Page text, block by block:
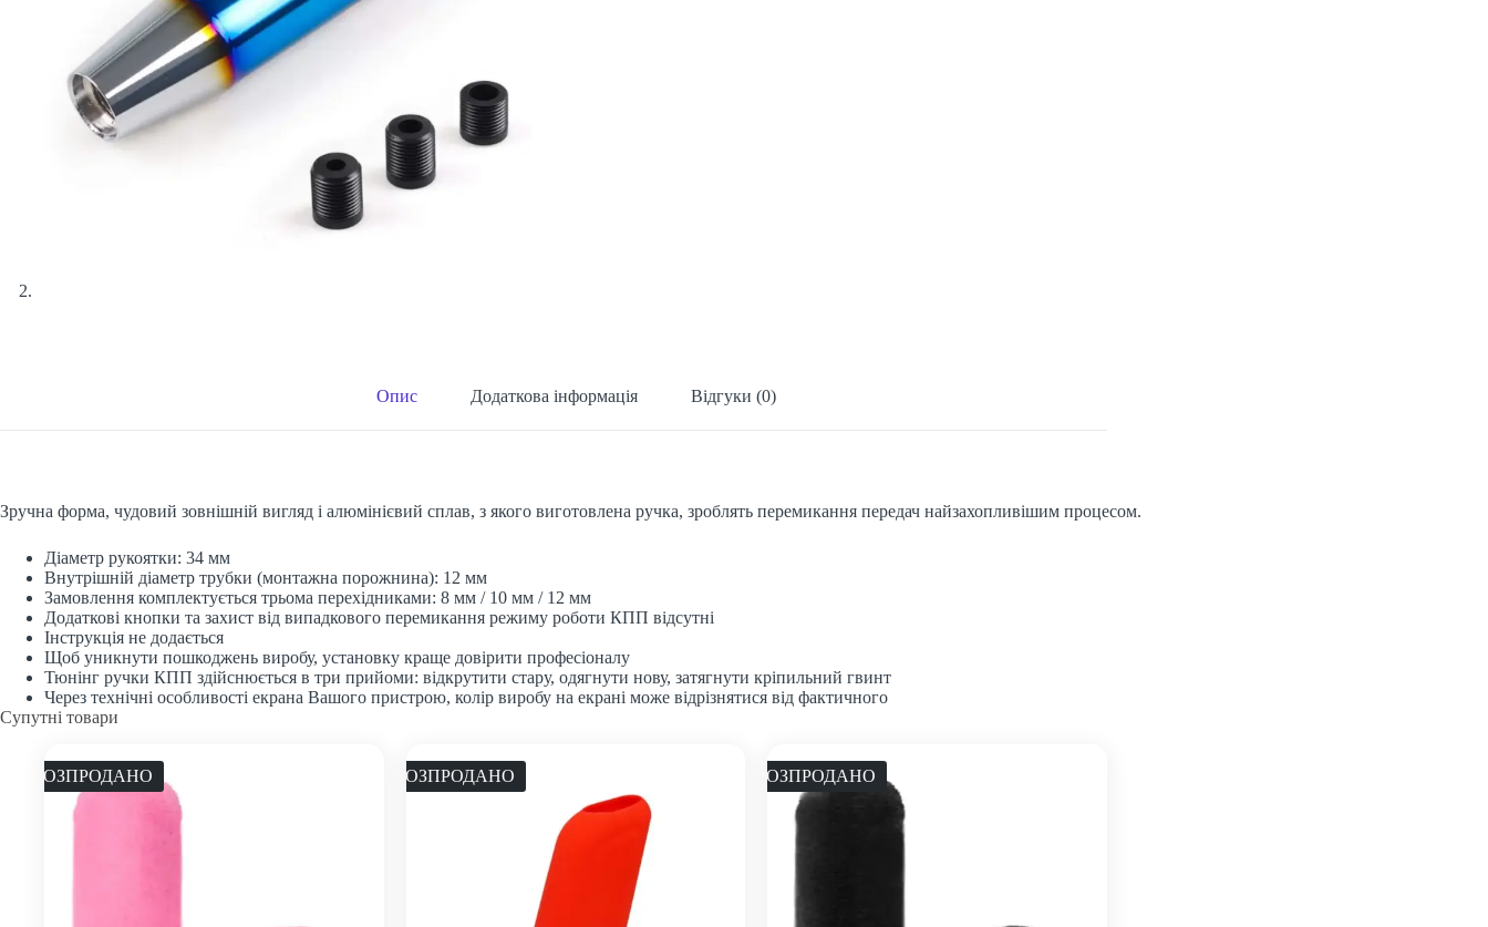
Опис Додаткова інформація Відгуки (0)
Зручна форма, чудовий зовнішній вигляд і алюмінієвий сплав, з якого виготовлена ручка, зроблять перемикання передач найзахопливішим процесом.
Діаметр рукоятки: 34 мм
Внутрішній діаметр трубки (монтажна порожнина): 12 мм
Замовлення комплектується трьома перехідниками: 8 мм / 10 мм / 12 мм
Додаткові кнопки та захист від випадкового перемикання режиму роботи КПП відсутні
Інструкція не додається
Щоб уникнути пошкоджень виробу, установку краще довірити професіоналу
Тюнінг ручки КПП здійснюється в три прийоми: відкрутити стару, одягнути нову, затягнути кріпильний гвинт
Через технічні особливості екрана Вашого пристрою, колір виробу на екрані може відрізнятися від фактичного
Супутні товари
РОЗПРОДАНО РОЗПРОДАНО РОЗПРОДАНО